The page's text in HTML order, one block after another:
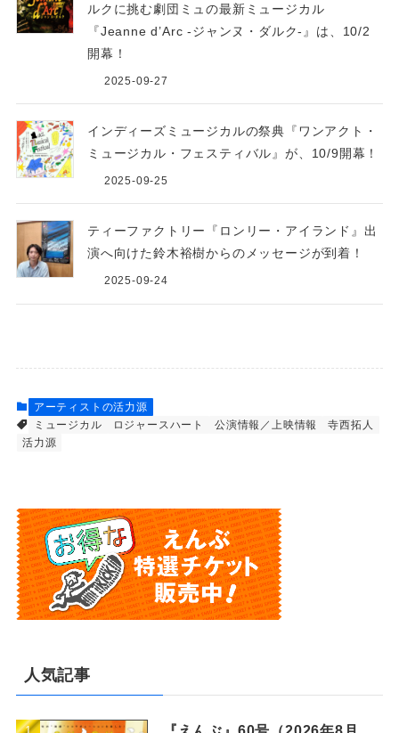
ルクに挑む劇団ミュの最新ミュージカル
『Jeanne d’Arc -ジャンヌ・ダルク-』は、10/2
開幕！
2025-09-27
インディーズミュージカルの祭典『ワンアクト・
ミュージカル・フェスティバル』が、10/9開幕！
2025-09-25
ティーファクトリー『ロンリー・アイランド』出
演へ向けた鈴木裕樹からのメッセージが到着！
2025-09-24
アーティストの活力源
ミュージカル
ロジャースハート 公演情報／上映情報
寺西拓人
活力源
人気記事